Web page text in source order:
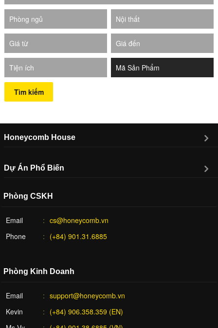
Phòng ngủ Nội thất
Giá từ Giá đến
Tiện ích
Tìm kiếm
Honeycomb House
Dự Án Phổ Biến
Phòng CSKH
Email
cs@honeycomb.vn
Phone
(+84) 901.31.6885
Phòng Kinh Doanh
Email
support@honeycomb.vn
Kevin
(+84) 906.358.359 (EN)